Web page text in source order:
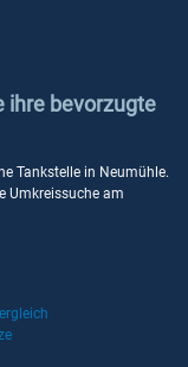
ihre bevorzugte
Tankstelle in Neumühle.
Umkreissuche am